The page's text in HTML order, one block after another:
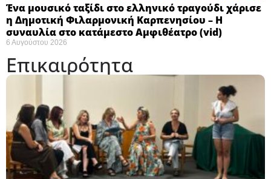
Ένα μουσικό ταξίδι στο ελληνικό τραγούδι χάρισε
η Δημοτική Φιλαρμονική Καρπενησίου – Η
συναυλία στο κατάμεστο Αμφιθέατρο (vid)
6 Αυγούστου 2026
Επικαιρότητα